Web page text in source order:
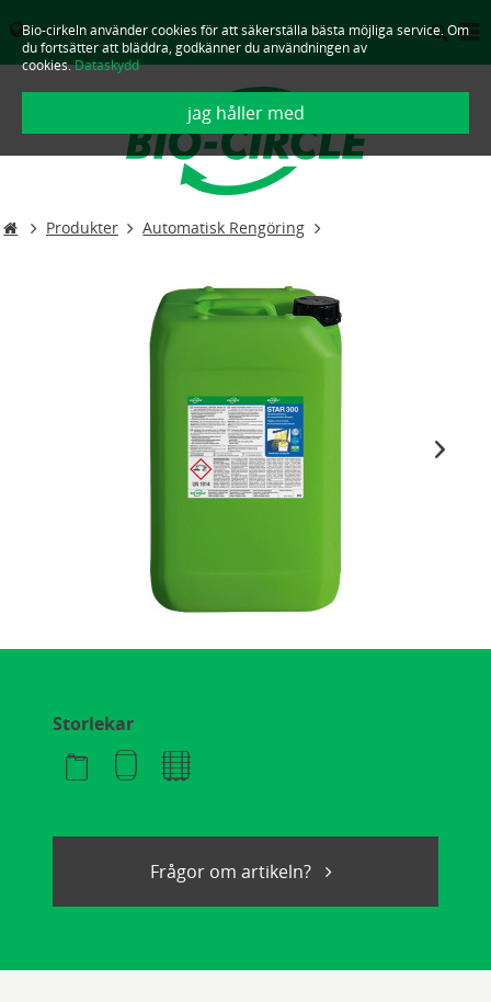
Bio-cirkeln använder cookies för att säkerställa bästa möjliga service. Om
du fortsätter att bläddra, godkänner du användningen av
cookies.Dataskydd
jag håller med
SVERIGE - SVENSKA
Produkter Automatisk Rengöring
Storlekar
Frågor om artikeln?